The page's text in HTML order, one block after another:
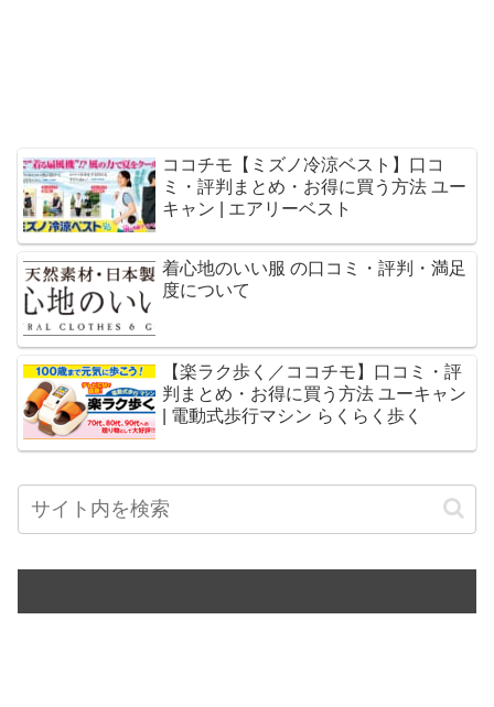
ココチモ【ミズノ冷涼ベスト】口コ
ミ・評判まとめ・お得に買う方法 ユー
キャン | エアリーベスト
着心地のいい服 の口コミ・評判・満足
度について
【楽ラク歩く／ココチモ】口コミ・評
判まとめ・お得に買う方法 ユーキャン
| 電動式歩行マシン らくらく歩く